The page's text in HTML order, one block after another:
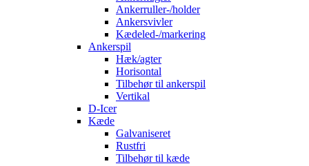
Ankerruller-/holder
Ankersvivler
Kædeled-/markering
Ankerspil
Hæk/agter
Horisontal
Tilbehør til ankerspil
Vertikal
D-Icer
Kæde
Galvaniseret
Rustfri
Tilbehør til kæde